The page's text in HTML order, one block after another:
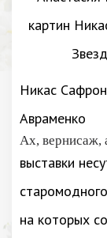
Никас
Авраменко
Ах, вернисаж,
выставки
на которых